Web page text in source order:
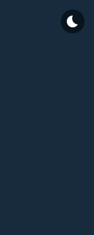
(0.0, 0, 15446)